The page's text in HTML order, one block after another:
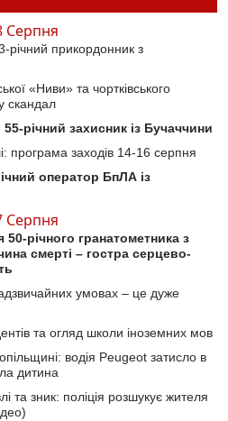
Серпня
річний прикордонник з
«Ниви» та чортківського
скандал
річний захисник із Бучаччини
програма заходів 14-16 серпня
оператор БпЛА із
Серпня
50-річного гранатометника з
смерті – гостра серцево-
умовах – це дуже
та огляд школи іноземних мов
водія Peugeot затисло в
дитина
та зник: поліція розшукує жителя